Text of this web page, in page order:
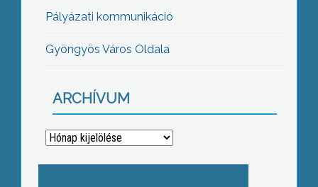
Pályázati kommunikáció
Gyöngyös Város Oldala
ARCHÍVUM
Archívum